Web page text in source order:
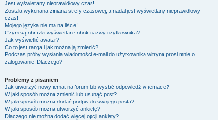
Jest wyświetlany nieprawidłowy czas!
Została wykonana zmiana strefy czasowej, a nadal jest wyświetlany nieprawidłowy
czas!
Mojego języka nie ma na liście!
Czym są obrazki wyświetlane obok nazwy użytkownika?
Jak wyświetlić awatar?
Co to jest ranga i jak można ją zmienić?
Podczas próby wysłania wiadomości e-mail do użytkownika witryna prosi mnie o
zalogowanie. Dlaczego?
Problemy z pisaniem
Jak utworzyć nowy temat na forum lub wysłać odpowiedź w temacie?
W jaki sposób można zmienić lub usunąć post?
W jaki sposób można dodać podpis do swojego posta?
W jaki sposób można utworzyć ankietę?
Dlaczego nie można dodać więcej opcji ankiety?